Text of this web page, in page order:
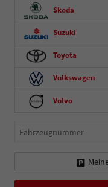
Skoda
Suzuki
Toyota
Volkswagen
Volvo
Fahrzeugnummer